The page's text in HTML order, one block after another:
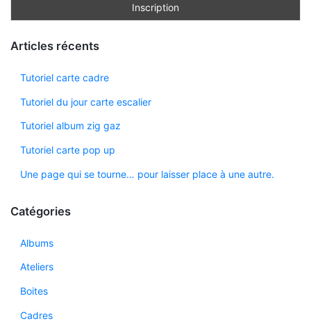
Articles récents
Tutoriel carte cadre
Tutoriel du jour carte escalier
Tutoriel album zig gaz
Tutoriel carte pop up
Une page qui se tourne… pour laisser place à une autre.
Catégories
Albums
Ateliers
Boites
Cadres